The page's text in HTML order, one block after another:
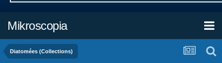
Mikroscopia
Diatomées (Collections)